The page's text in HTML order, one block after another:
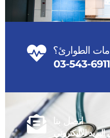
الطوارئ؟
03-543-6911
اتصل بنا
الاليكتروني